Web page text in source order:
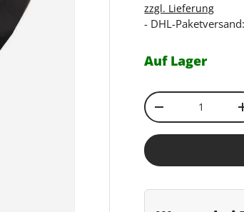
zzgl. Lieferung
- DHL-
Auf Lager
Anzahl
Menge